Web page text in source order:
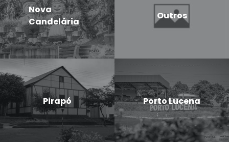
Nova
Candelária
Outros
Pirapó Porto Lucena